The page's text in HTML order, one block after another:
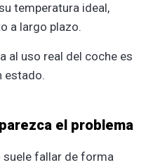
temperatura ideal,
a largo plazo.
al uso real del coche es
estado.
el problema
suele fallar de forma